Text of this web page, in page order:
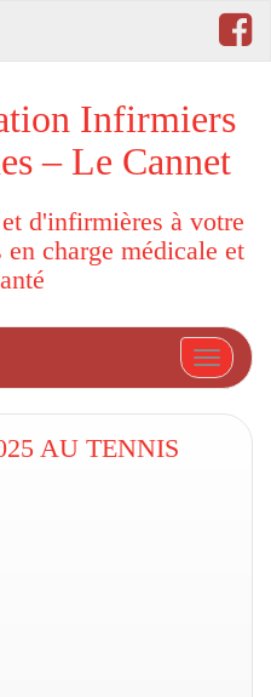
Infirmiers
– Le Cannet
d'infirmières à votre
charge médicale et
AU TENNIS